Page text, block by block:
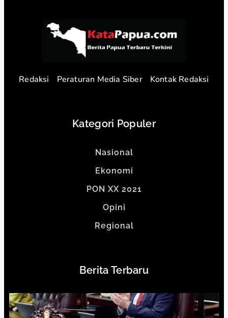
Redaksi Peraturan Media Siber Kontak Redaksi
Kategori Populer
Nasional
Ekonomi
PON XX 2021
Opini
Regional
Berita Terbaru